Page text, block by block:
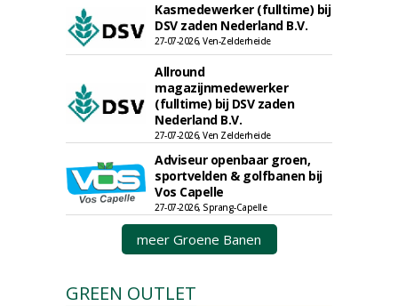
Kasmedewerker (fulltime) bij
DSV zaden Nederland B.V.
27-07-2026, Ven-Zelderheide
Allround
magazijnmedewerker
(fulltime) bij DSV zaden
Nederland B.V.
27-07-2026, Ven Zelderheide
Adviseur openbaar groen,
sportvelden & golfbanen bij
Vos Capelle
27-07-2026, Sprang-Capelle
meer Groene Banen
GREEN OUTLET